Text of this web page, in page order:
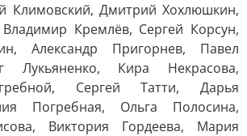
Климовский, Дмитрий Хохлюшкин,
Кремлёв, Сергей Корсун,
Александр Пригорнев, Павел
Лукьяненко, Кира Некрасова,
Сергей Татти, Дарья
Погребная, Ольга Полосина,
Виктория Гордеева, Мария